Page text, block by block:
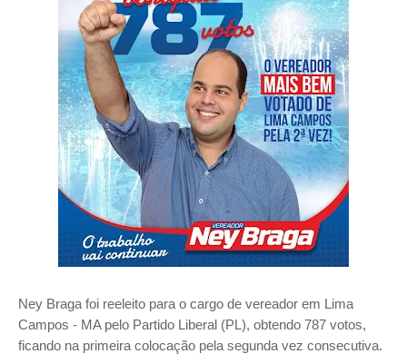
Ney Braga foi reeleito para o cargo de vereador em Lima
Campos - MA pelo Partido Liberal (PL), obtendo 787 votos,
ficando na primeira colocação pela segunda vez consecutiva.